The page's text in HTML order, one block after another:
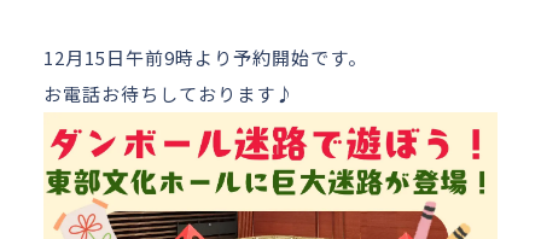
12月15日午前9時より予約開始です。
お電話お待ちしております♪